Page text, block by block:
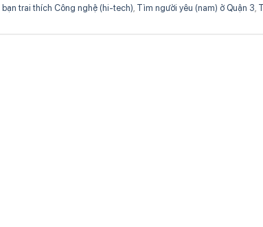
trai thích Công nghệ (hi-tech) Tìm người yêu (nam) ở Quận 3